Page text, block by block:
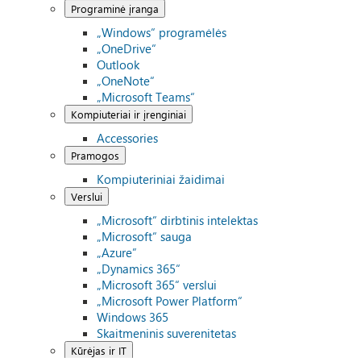
Programinė įranga
„Windows“ programėlės
„OneDrive“
Outlook
„OneNote“
„Microsoft Teams“
Kompiuteriai ir įrenginiai
Accessories
Pramogos
Kompiuteriniai žaidimai
Verslui
„Microsoft“ dirbtinis intelektas
„Microsoft“ sauga
„Azure”
„Dynamics 365“
„Microsoft 365“ verslui
„Microsoft Power Platform“
Windows 365
Skaitmeninis suverenitetas
Kūrėjas ir IT